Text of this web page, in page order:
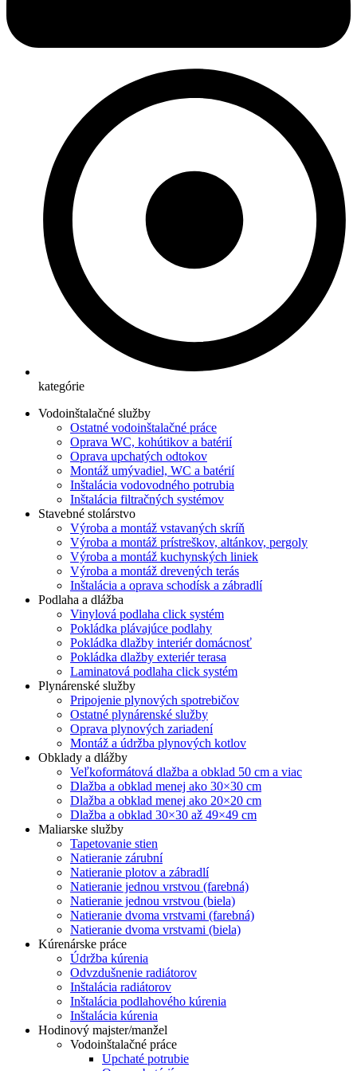
kategórie
Vodoinštalačné služby
Ostatné vodoinštalačné práce
Oprava WC, kohútikov a batérií
Oprava upchatých odtokov
Montáž umývadiel, WC a batérií
Inštalácia vodovodného potrubia
Inštalácia filtračných systémov
Stavebné stolárstvo
Výroba a montáž vstavaných skríň
Výroba a montáž prístreškov, altánkov, pergoly
Výroba a montáž kuchynských liniek
Výroba a montáž drevených terás
Inštalácia a oprava schodísk a zábradlí
Podlaha a dlážba
Vinylová podlaha click systém
Pokládka plávajúce podlahy
Pokládka dlažby interiér domácnosť
Pokládka dlažby exteriér terasa
Laminatová podlaha click systém
Plynárenské služby
Pripojenie plynových spotrebičov
Ostatné plynárenské služby
Oprava plynových zariadení
Montáž a údržba plynových kotlov
Obklady a dlážby
Veľkoformátová dlažba a obklad 50 cm a viac
Dlažba a obklad menej ako 30×30 cm
Dlažba a obklad menej ako 20×20 cm
Dlažba a obklad 30×30 až 49×49 cm
Maliarske služby
Tapetovanie stien
Natieranie zárubní
Natieranie plotov a zábradlí
Natieranie jednou vrstvou (farebná)
Natieranie jednou vrstvou (biela)
Natieranie dvoma vrstvami (farebná)
Natieranie dvoma vrstvami (biela)
Kúrenárske práce
Údržba kúrenia
Odvzdušnenie radiátorov
Inštalácia radiátorov
Inštalácia podlahového kúrenia
Inštalácia kúrenia
Hodinový majster/manžel
Vodoinštalačné práce
Upchaté potrubie